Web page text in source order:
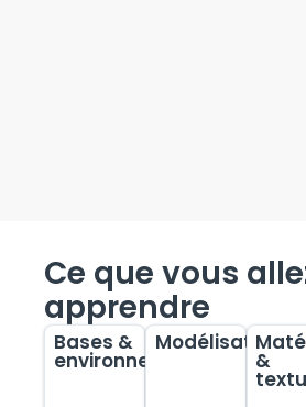
Ce que vous
apprendre
Bases &
environnement
Modélisation
&